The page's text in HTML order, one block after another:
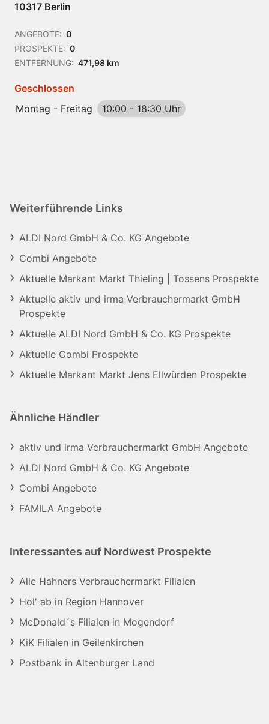
10317 Berlin
ANGEBOTE: 0
PROSPEKTE: 0
ENTFERNUNG: 471,98 km
Geschlossen
Montag - Freitag
10:00 - 18:30 Uhr
Weiterführende Links
ALDI Nord GmbH & Co. KG Angebote
Combi Angebote
Aktuelle Markant Markt Thieling | Tossens Prospekte
Aktuelle aktiv und irma Verbrauchermarkt GmbH
Prospekte
Aktuelle ALDI Nord GmbH & Co. KG Prospekte
Aktuelle Combi Prospekte
Aktuelle Markant Markt Jens Ellwürden Prospekte
Ähnliche Händler
aktiv und irma Verbrauchermarkt GmbH Angebote
ALDI Nord GmbH & Co. KG Angebote
Combi Angebote
FAMILA Angebote
Interessantes auf Nordwest Prospekte
Alle Hahners Verbrauchermarkt Filialen
Hol' ab in Region Hannover
McDonald´s Filialen in Mogendorf
KiK Filialen in Geilenkirchen
Postbank in Altenburger Land